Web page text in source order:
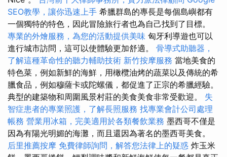
SEO教學，讓你迅速上手 希臘群島的專長是每個島嶼都有
一個獨特的特色，因此冒險旅行者也為自己找到了目標。
專業的外燴服務，為您的活動提供美味 匈牙利導遊也可以
進行城市訪問，這可以使體驗更加舒適。 骨導式助聽器，
了解這種革命性的聽力輔助技術 新竹按摩服務 當地美食的
特色菜，例如新鮮的海鮮，用橄欖油烤的蔬菜以及傳統的希
臘食品，例如穆薩卡或陀螺儀，都促進了正宗的希臘經驗。
典型的建築物和周圍風景村莊的美食美食非常受歡迎。 失
智症患者的專業照護，了解長照服務 找專業會計公司處理
帳務 營業用冰箱，完美適用於各類餐飲業務 墨西哥不僅是
因為有陽光明媚的海灘，而且還因為著名的墨西哥美食。
后里推薦按摩 免費律師詢問，解答您法律上的疑惑 炸玉米